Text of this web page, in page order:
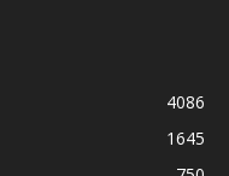
4086
1645